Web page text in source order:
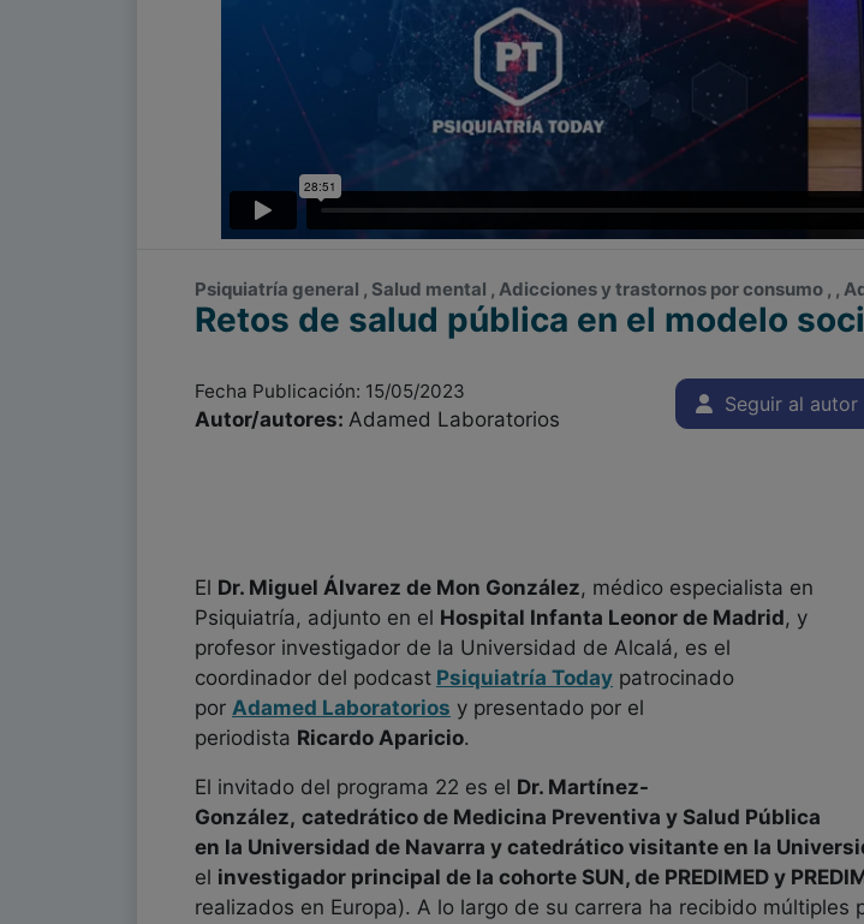
Psiquiatría general , Salud mental , Adicciones y trastornos por consumo , ,
Retos de salud pública en el modelo
Fecha Publicación: 15/05/2023
Autor/autores: Adamed Laboratorios
Seguir al autor
El Dr. Miguel Álvarez de Mon González, médico especialista en
Psiquiatría, adjunto en el Hospital Infanta Leonor de Madrid, y
profesor investigador de la Universidad de Alcalá, es el
coordinador del podcast Psiquiatría Today patrocinado
por Adamed Laboratorios y presentado por el
periodista Ricardo Aparicio.
El invitado del programa 22 es el Dr. Martínez-
González, catedrático de Medicina Preventiva y Salud Pública
en la Universidad de Navarra y catedrático visitante en la
el investigador principal de la cohorte SUN, de PREDIMED y
realizados en Europa). A lo largo de su carrera ha recibido